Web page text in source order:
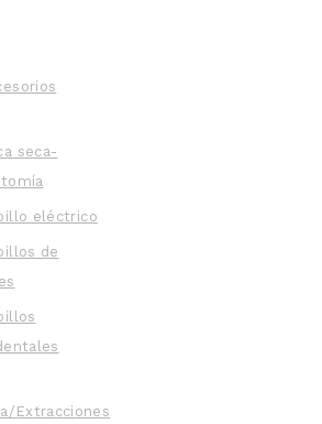
seca-
eléctrico
de
Extracciones